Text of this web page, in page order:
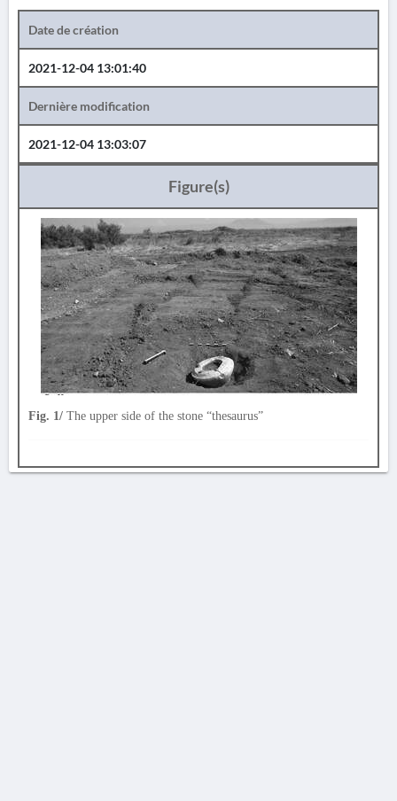
Date de création
2021-12-04 13:01:40
Dernière modification
2021-12-04 13:03:07
Figure(s)
Fig. 1/ The upper side of the stone “thesaurus”